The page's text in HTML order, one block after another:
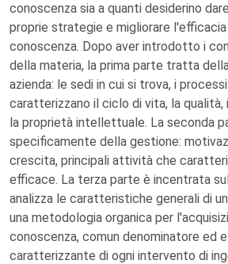
conoscenza sia a quanti desiderino
proprie strategie e migliorare
conoscenza. Dopo aver introdotto i
della materia, la prima parte tratta
azienda: le sedi in cui si trova, i
caratterizzano il ciclo di vita, la qualità,
la proprietà intellettuale. La seconda
specificamente della gestione:
crescita, principali attività che
efficace. La terza parte è incentrata
analizza le caratteristiche generali di
una metodologia organica per
conoscenza, comun denominatore ed
caratterizzante di ogni intervento di